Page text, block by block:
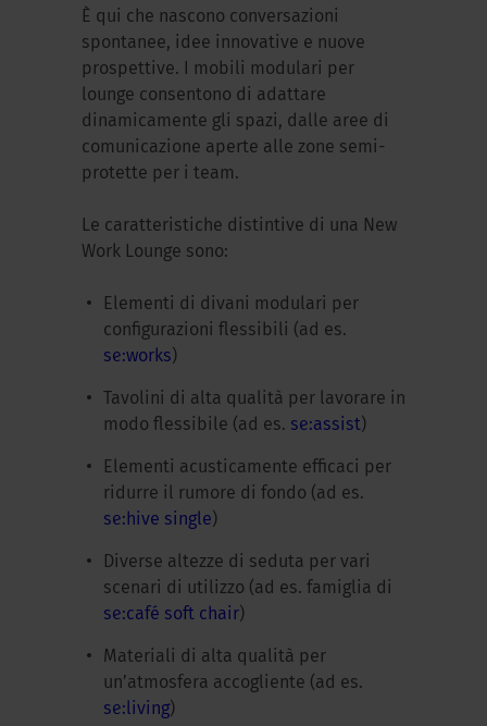
È qui che nascono conversazioni
spontanee, idee innovative e nuove
prospettive. I mobili modulari per
lounge consentono di adattare
dinamicamente gli spazi, dalle aree di
comunicazione aperte alle zone semi-
protette per i team.
Le caratteristiche distintive di una New
Work Lounge sono:
Elementi di divani modulari per
configurazioni flessibili (ad es.
se:works)
Tavolini di alta qualità per lavorare in
modo flessibile (ad es. se:assist)
Elementi acusticamente efficaci per
ridurre il rumore di fondo (ad es.
se:hive single)
Diverse altezze di seduta per vari
scenari di utilizzo (ad es. famiglia di
se:café soft chair)
Materiali di alta qualità per
un’atmosfera accogliente (ad es.
se:living)